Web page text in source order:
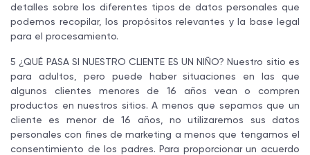
detalles sobre los diferentes tipos de datos personales que
podemos recopilar, los propósitos relevantes y la base legal
para el procesamiento.
5 ¿QUÉ PASA SI NUESTRO CLIENTE ES UN NIÑO? Nuestro sitio es
para adultos, pero puede haber situaciones en las que
algunos clientes menores de 16 años vean o compren
productos en nuestros sitios. A menos que sepamos que un
cliente es menor de 16 años, no utilizaremos sus datos
personales con fines de marketing a menos que tengamos el
consentimiento de los padres. Para proporcionar un acuerdo